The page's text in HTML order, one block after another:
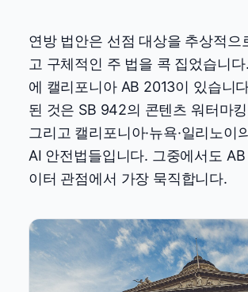
연방 법안은 선점 대상을 추상적으
고 구체적인 주 법을 콕 집었습니
에 캘리포니아 AB 2013이 있습니
된 것은 SB 942의 콘텐츠 워터마
그리고 캘리포니아·뉴욕·일리노이
AI 안전법들입니다. 그중에서도
이터 관점에서 가장 묵직합니다.